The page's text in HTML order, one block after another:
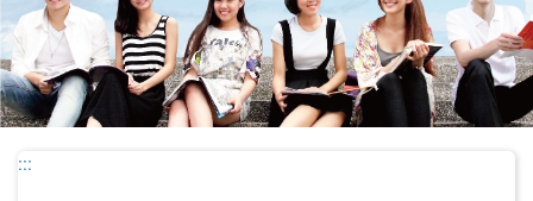
容
區
塊
:::